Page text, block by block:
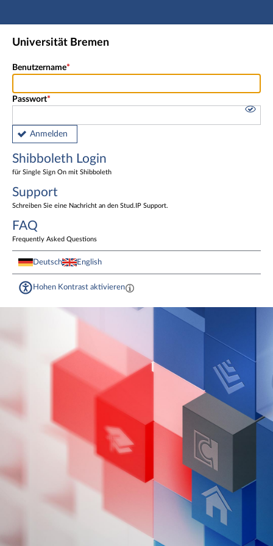
Hauptnavigation
Shibboleth Login
Universität Bremen
Benutzername
Passwort
Anmelden
Shibboleth Login
für Single Sign On mit Shibboleth
Support
Schreiben Sie eine Nachricht an den Stud.IP Support.
FAQ
Frequently Asked Questions
Deutsch English
Hohen Kontrast aktivieren